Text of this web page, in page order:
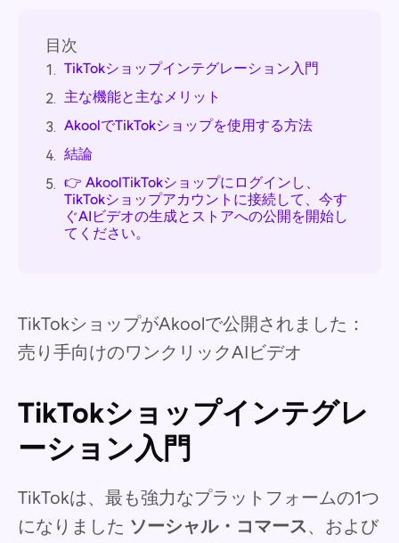
目次
1. TikTokショップインテグレーション入門
2. 主な機能と主なメリット
3. AkoolでTikTokショップを使用する方法
4. 結論
5. 👉 AkoolTikTokショップにログインし、
TikTokショップアカウントに接続して、今す
ぐAIビデオの生成とストアへの公開を開始し
てください。
TikTokショップがAkoolで公開されました：
売り手向けのワンクリックAIビデオ
TikTokショップインテグレ
ーション入門
TikTokは、最も強力なプラットフォームの1つ
になりました ソーシャル・コマース、および